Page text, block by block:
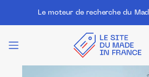
Le moteur de recherche du